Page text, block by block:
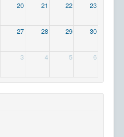
20 21 22 23
27 28 29 30
3 4 5 6